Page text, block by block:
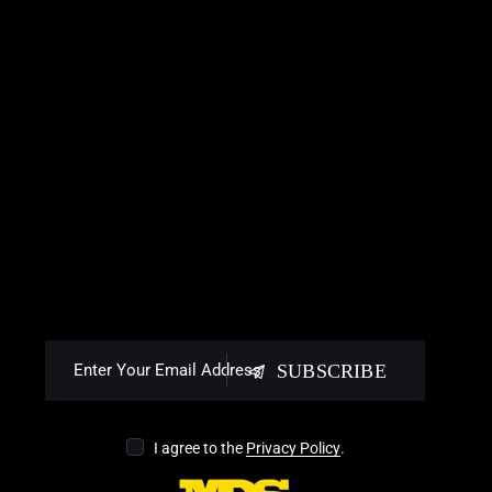
SUBSCRIBE
I agree to the Privacy Policy.